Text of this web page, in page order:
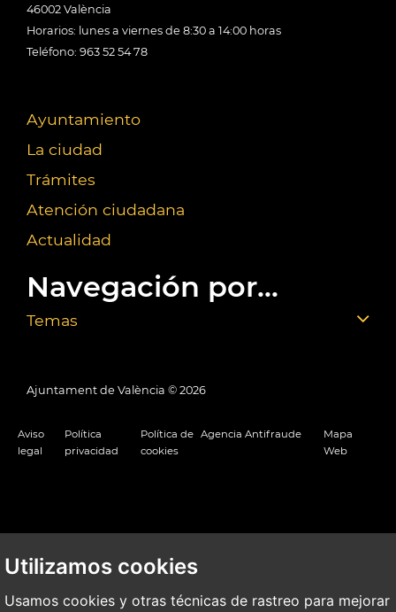
Utilizamos cookies
Usamos cookies y otras técnicas de rastreo para mejorar
46002 València
Horarios: lunes a viernes de 8:30 a 14:00 horas
Teléfono: 963 52 54 78
Ayuntamiento
La ciudad
Trámites
Atención ciudadana
Actualidad
Navegación por...
Temas
Ajuntament de València © 2026
Aviso
legal
Política
privacidad
Política de
cookies
Agencia Antifraude
Mapa
Web